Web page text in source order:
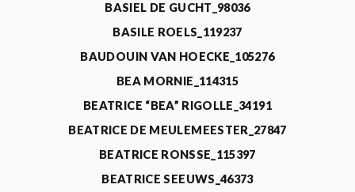
BASIEL DE GUCHT_98036
BASILE ROELS_119237
BAUDOUIN VAN HOECKE_105276
BEA MORNIE_114315
BEATRICE “BEA” RIGOLLE_34191
BEATRICE DE MEULEMEESTER_27847
BEATRICE RONSSE_115397
BEATRICE SEEUWS_46373